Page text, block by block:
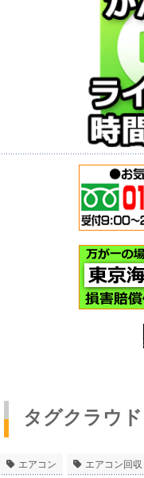
タグクラウド
エアコン エアコン回収